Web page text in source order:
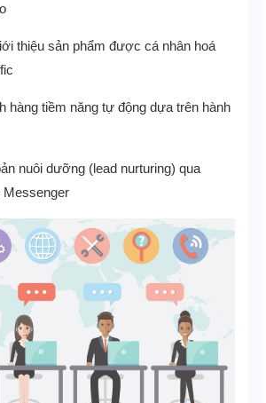
thiệu sản phẩm được cá nhân hoá
hàng tiềm năng tự động dựa trên hành
nuôi dưỡng (lead nurturing) qua
Messenger